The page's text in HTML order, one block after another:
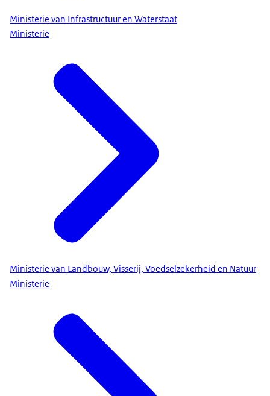
Ministerie van Infrastructuur en Waterstaat
Ministerie
Ministerie van Landbouw, Visserij, Voedselzekerheid en Natuur
Ministerie